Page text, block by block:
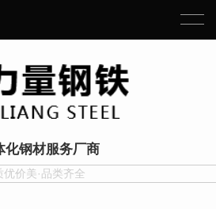
化钢材服务厂商
优价美·品类齐全